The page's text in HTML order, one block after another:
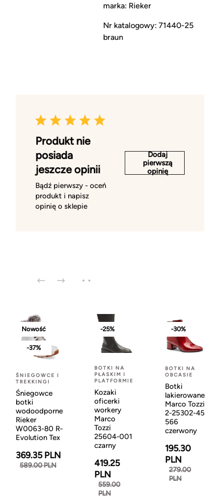
marka: Rieker
Nr katalogowy: 71440-25
braun
Produkt nie
posiada
jeszcze opinii
Bądź pierwszy - oceń
produkt i napisz
opinię o sklepie
Dodaj
pierwszą
opinię
Nowość
-37%
ŚNIEGOWCE I
TREKKINGI
Śniegowce
botki
wodoodporne
Rieker
W0063-80 R-
Evolution Tex
369.35 PLN
589.00 PLN
-25%
BOTKI NA
PŁASKIM I
PLATFORMIE
Kozaki
oficerki
workery
Marco
Tozzi
25604-001
czarny
419.25
PLN
559.00
PLN
-30%
BOTKI NA
OBCASIE
Botki
lakierowane
Marco Tozzi
2-25302-45
566
czerwony
195.30
PLN
279.00
PLN